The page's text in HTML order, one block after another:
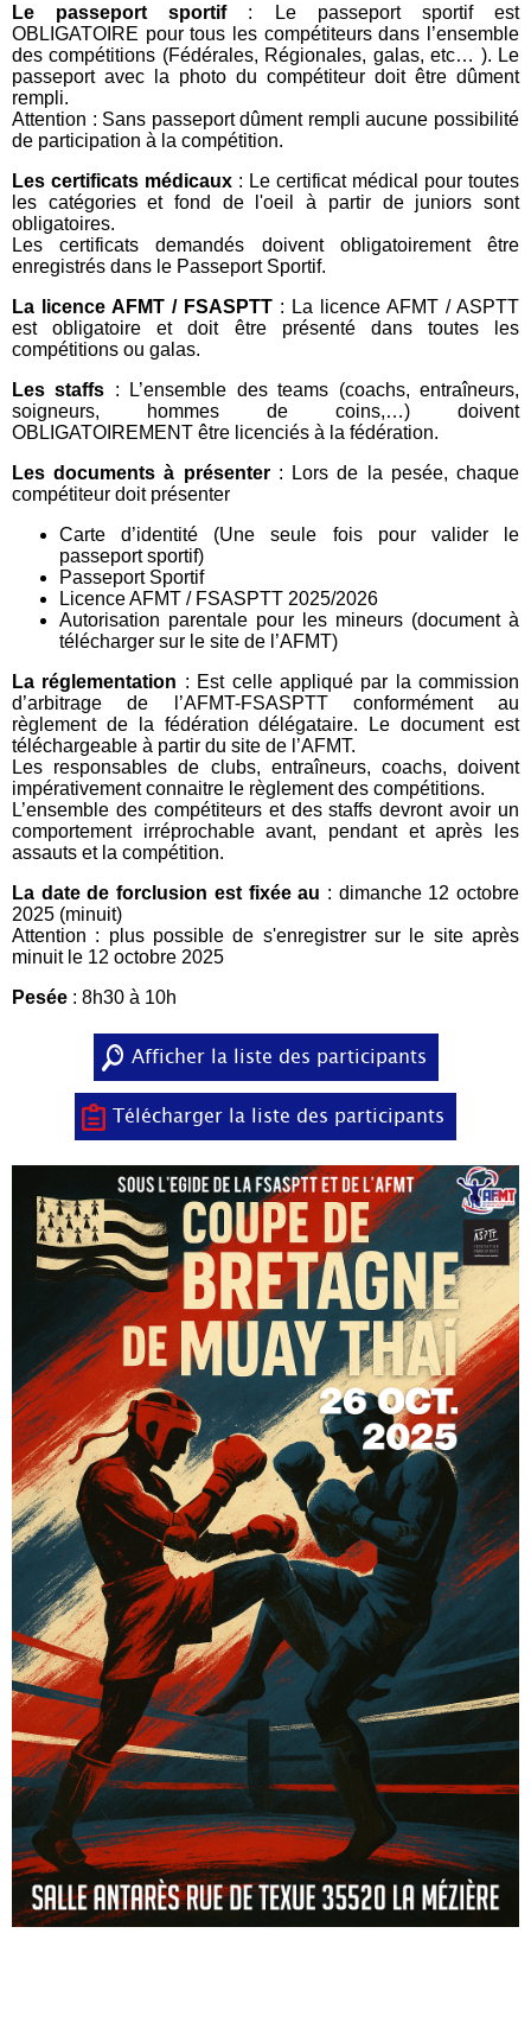
Le passeport sportif: Le passeport sportif est
OBLIGATOIRE pour tous les compétiteurs dans l’ensemble
des compétitions (Fédérales, Régionales, galas, etc… ). Le
passeport avec la photo du compétiteur doit être dûment
rempli.
Attention : Sans passeport dûment rempli aucune possibilité
de participation à la compétition.
Les certificats médicaux : Le certificat médical pour toutes
les catégories et fond de l'oeil à partir de juniors sont
obligatoires.
Les certificats demandés doivent obligatoirement être
enregistrés dans le Passeport Sportif.
La licence AFMT / FSASPTT : La licence AFMT / ASPTT
est obligatoire et doit être présenté dans toutes les
compétitions ou galas.
Les staffs : L’ensemble des teams (coachs, entraîneurs,
soigneurs, hommes de coins,…) doivent
OBLIGATOIREMENT être licenciés à la fédération.
Les documents à présenter: Lors de la pesée, chaque
compétiteur doit présenter
Carte d’identité (Une seule fois pour valider le
passeport sportif)
Passeport Sportif
Licence AFMT / FSASPTT 2025/2026
Autorisation parentale pour les mineurs (document à
télécharger sur le site de l’AFMT)
La réglementation : Est celle appliqué par la commission
d’arbitrage de l’AFMT-FSASPTT conformément au
règlement de la fédération délégataire. Le document est
téléchargeable à partir du site de l’AFMT.
Les responsables de clubs, entraîneurs, coachs, doivent
impérativement connaitre le règlement des compétitions.
L’ensemble des compétiteurs et des staffs devront avoir un
comportement irréprochable avant, pendant et après les
assauts et la compétition.
La date de forclusion est fixée au : dimanche 12 octobre
2025 (minuit)
Attention : plus possible de s'enregistrer sur le site après
minuit le 12 octobre 2025
Pesée : 8h30 à 10h
Afficher la liste des participants
Télécharger la liste des participants